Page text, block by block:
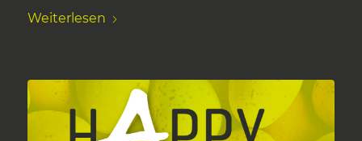
Weiterlesen